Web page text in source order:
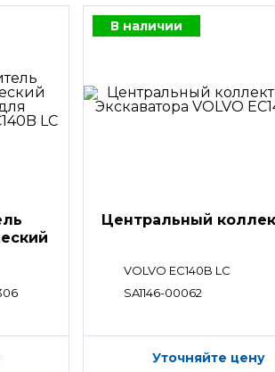
В наличии
Центральный
VOLVO EC140B LC
SA1146-00062
Уточняйте цену